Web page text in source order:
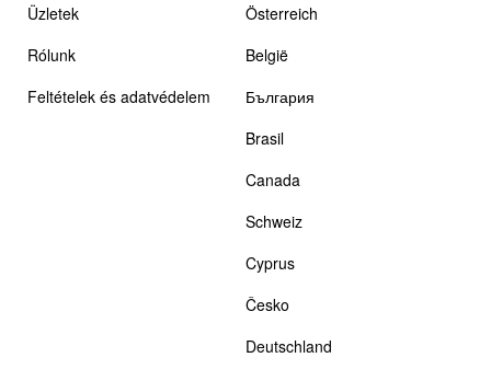
Üzletek
Rólunk
Feltételek és adatvédelem
Österreich
België
България
Brasil
Canada
Schweiz
Cyprus
Česko
Deutschland